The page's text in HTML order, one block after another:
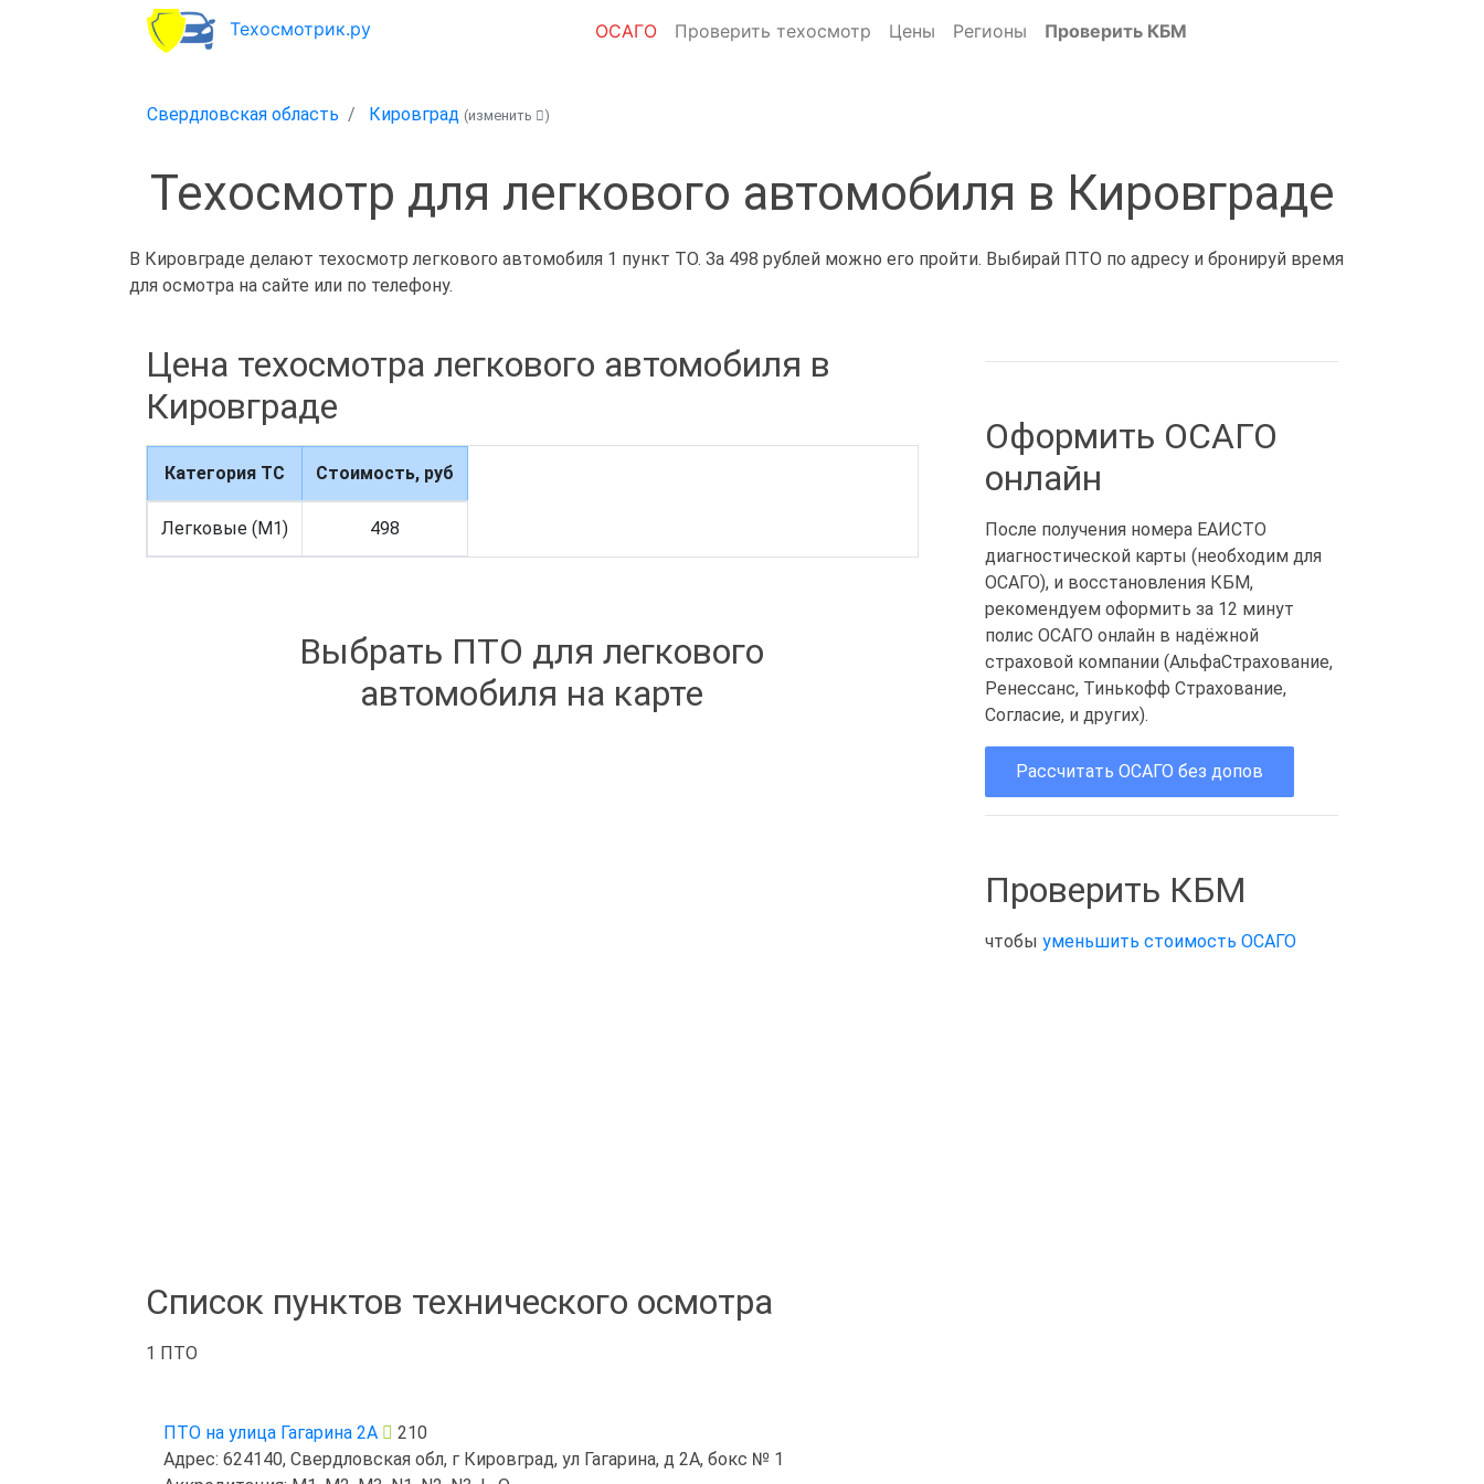
Техосмотрик.ру ОСАГО Проверить техосмотр Цены Регионы Проверить КБМ
Свердловская область Кировград (изменить )
Техосмотр для легкового автомобиля в Кировграде
В Кировграде делают техосмотр легкового автомобиля 1 пункт ТО. За 498 рублей можно его пройти. Выбирай ПТО по адресу и бронируй время
для осмотра на сайте или по телефону.
Цена техосмотра легкового автомобиля в
Кировграде
Категория ТС Стоимость, руб
Легковые (M1) 498
Выбрать ПТО для легкового
автомобиля на карте
Список пунктов технического осмотра
1 ПТО
ПТО на улица Гагарина 2А
210
Адрес: 624140, Свердловская обл, г Кировград, ул Гагарина, д 2А, бокс № 1
Оформить ОСАГО
онлайн
После получения номера ЕАИСТО
диагностической карты (необходим для
ОСАГО), и восстановления КБМ,
рекомендуем оформить за 12 минут
полис ОСАГО онлайн в надёжной
страховой компании (АльфаСтрахование,
Ренессанс, Тинькофф Страхование,
Согласие, и других).
Рассчитать ОСАГО без допов
Проверить КБМ
чтобы уменьшить стоимость ОСАГО